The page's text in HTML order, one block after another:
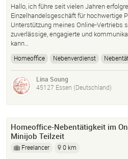
Hallo, ich führe seit vielen Jahren
Einzelhandelsgeschäft für hochwertige
Unterstützung meines Online-Vertriebs
zuverlässige, engagierte und
kann…
Homeoffice Nebenverdienst
Job
Arbeit
Lina Soung
45127 Essen (Deutschland)
Homeoffice-Nebentätigkeit im
Minijob Teilzeit
Freelancer 0 km